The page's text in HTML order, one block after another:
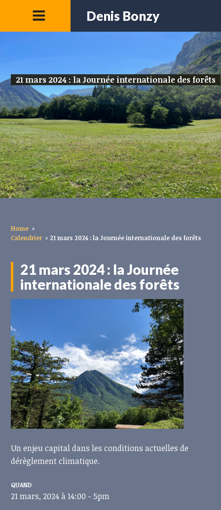
Denis Bonzy
21 mars 2024 : la Journée internationale des forêts
Home »
Calendrier » 21 mars 2024 : la Journée internationale des forêts
21 mars 2024 : la Journée
internationale des forêts
Un enjeu capital dans les conditions actuelles de
dérèglement climatique.
QUAND
21 mars, 2024 à 14:00 - 5pm